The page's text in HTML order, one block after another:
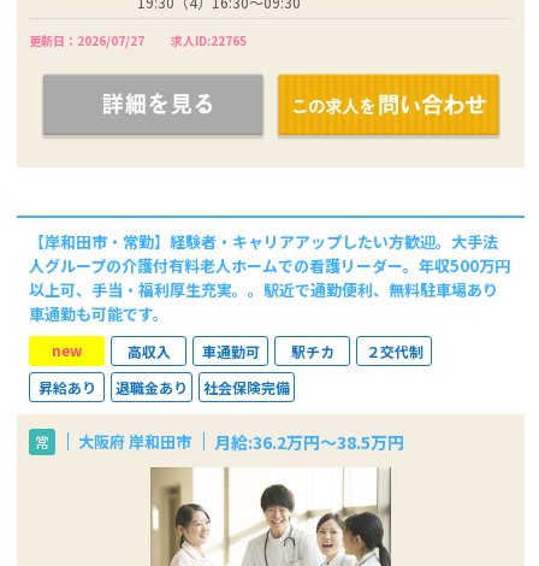
更新日：2026/07/27 求人ID:22765
【岸和田市・常勤】経験者・キャリアアップしたい方歓迎。大手法
人グループの介護付有料老人ホームでの看護リーダー。年収500万円
以上可、手当・福利厚生充実。。駅近で通勤便利、無料駐車場あり
車通勤も可能です。
new 高収入 車通勤可 駅チカ
２交代制
昇給あり
退職金あり 社会保険完備
常 大阪府 岸和田市 月給:36.2万円～38.5万円